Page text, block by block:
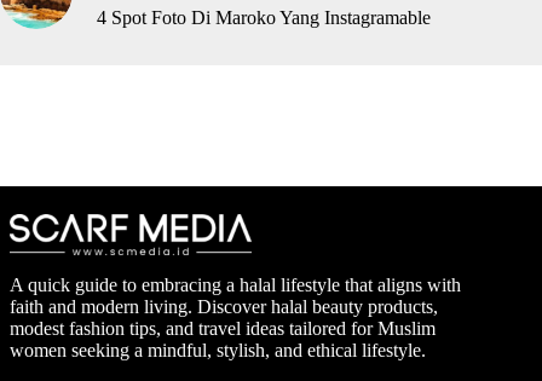
4 Spot Foto Di Maroko Yang Instagramable
A quick guide to embracing a halal lifestyle that aligns with
faith and modern living. Discover halal beauty products,
modest fashion tips, and travel ideas tailored for Muslim
women seeking a mindful, stylish, and ethical lifestyle.